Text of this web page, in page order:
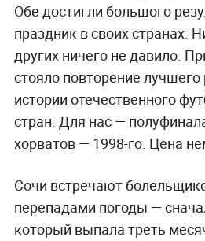
Обе достигли большого
праздник в своих странах.
других ничего не давило.
стояло повторение лучшего
истории отечественного
стран. Для нас —
хорватов — 1998-го. Цена
Сочи встречают
перепадами погоды —
который выпала треть